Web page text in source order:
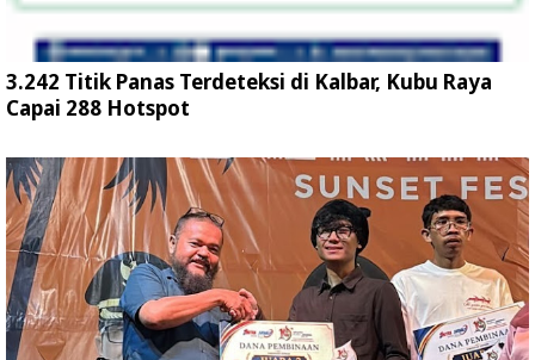
3.242 Titik Panas Terdeteksi di Kalbar, Kubu Raya
Capai 288 Hotspot